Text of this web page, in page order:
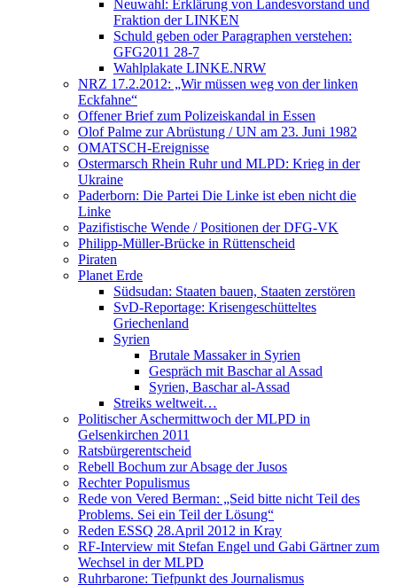
Neuwahl: Erklärung von Landesvorstand und
Fraktion der LINKEN
Schuld geben oder Paragraphen verstehen:
GFG2011 28-7
Wahlplakate LINKE.NRW
NRZ 17.2.2012: „Wir müssen weg von der linken
Eckfahne“
Offener Brief zum Polizeiskandal in Essen
Olof Palme zur Abrüstung / UN am 23. Juni 1982
OMATSCH-Ereignisse
Ostermarsch Rhein Ruhr und MLPD: Krieg in der
Ukraine
Paderborn: Die Partei Die Linke ist eben nicht die
Linke
Pazifistische Wende / Positionen der DFG-VK
Philipp-Müller-Brücke in Rüttenscheid
Piraten
Planet Erde
Südsudan: Staaten bauen, Staaten zerstören
SvD-Reportage: Krisengeschütteltes
Griechenland
Syrien
Brutale Massaker in Syrien
Gespräch mit Baschar al Assad
Syrien, Baschar al-Assad
Streiks weltweit…
Politischer Aschermittwoch der MLPD in
Gelsenkirchen 2011
Ratsbürgerentscheid
Rebell Bochum zur Absage der Jusos
Rechter Populismus
Rede von Vered Berman: „Seid bitte nicht Teil des
Problems. Sei ein Teil der Lösung“
Reden ESSQ 28.April 2012 in Kray
RF-Interview mit Stefan Engel und Gabi Gärtner zum
Wechsel in der MLPD
Ruhrbarone: Tiefpunkt des Journalismus